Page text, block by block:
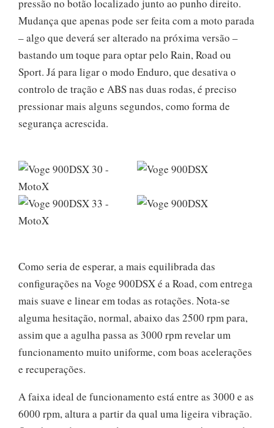
pressão no botão localizado junto ao punho direito.
Mudança que apenas pode ser feita com a moto parada
– algo que deverá ser alterado na próxima versão –
bastando um toque para optar pelo Rain, Road ou
Sport. Já para ligar o modo Enduro, que desativa o
controlo de tração e ABS nas duas rodas, é preciso
pressionar mais alguns segundos, como forma de
segurança acrescida.
Como seria de esperar, a mais equilibrada das
configurações na Voge 900DSX é a Road, com entrega
mais suave e linear em todas as rotações. Nota-se
alguma hesitação, normal, abaixo das 2500 rpm para,
assim que a agulha passa as 3000 rpm revelar um
funcionamento muito uniforme, com boas acelerações
e recuperações.
A faixa ideal de funcionamento está entre as 3000 e as
6000 rpm, altura a partir da qual uma ligeira vibração.